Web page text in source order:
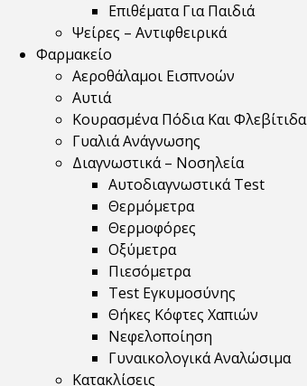
Επιθέματα Για Παιδιά
Ψείρες – Αντιφθειρικά
Φαρμακείο
Αεροθάλαμοι Εισπνοών
Αυτιά
Κουρασμένα Πόδια Και Φλεβίτιδα
Γυαλιά Ανάγνωσης
Διαγνωστικά – Νοσηλεία
Αυτοδιαγνωστικά Test
Θερμόμετρα
Θερμοφόρες
Οξύμετρα
Πιεσόμετρα
Test Εγκυμοσύνης
Θήκες Κόφτες Χαπιών
Νεφελοποίηση
Γυναικολογικά Αναλώσιμα
Κατακλίσεις